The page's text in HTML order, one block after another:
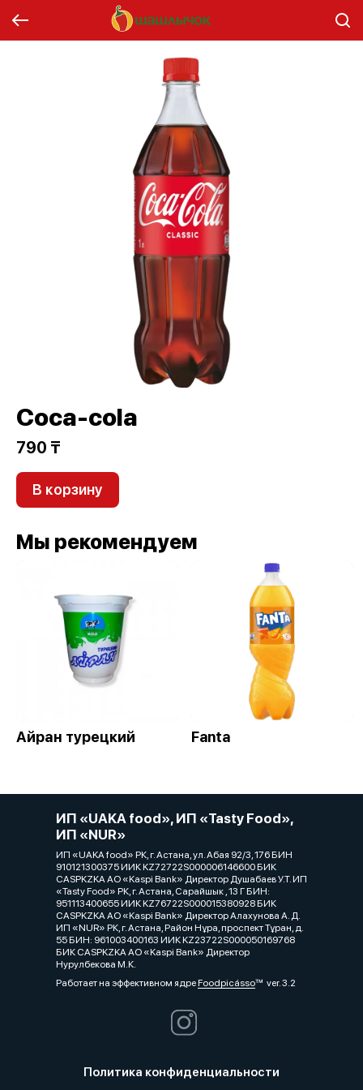
Coca-cola
790 ₸
В корзину
Мы рекомендуем
Айран турецкий Fanta
ИП «UAKA food», ИП «Tasty Food»,
ИП «NUR»
ИП «UAKA food» РК, г. Астана, ул. Абая 92/3, 176 БИН
910121300375 ИИК KZ72722S000006146600 БИК
CASPKZKA АО «Kaspi Bank» Директор Душабаев У.Т. ИП
«Tasty Food» РК, г. Астана, Сарайшык , 13 Г БИН:
951113400655 ИИК KZ76722S000015380928 БИК
CASPKZKA АО «Kaspi Bank» Директор Алахунова А. Д.
ИП «NUR» РК, г. Астана, Район Нұра, проспект Тұран, д.
55 БИН: 961003400163 ИИК KZ23722S000050169768
БИК CASPKZKA АО «Kaspi Bank» Директор
Нурулбекова М.К.
Работает на эффективном ядреFoodpicássover. 3.2
Политика конфиденциальности